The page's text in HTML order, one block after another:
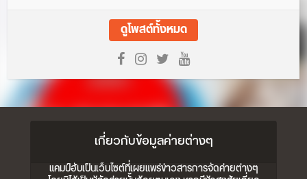
ดูโพสต์ทั้งหมด
เกี่ยวกับข้อมูลค่ายต่างๆ
แคมป์ฮับเป็นเว็บไซต์ที่เผยแพร่ข่าวสารการจัดค่ายต่างๆ